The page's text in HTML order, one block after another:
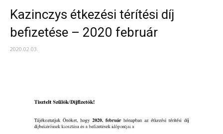
Kazinczys étkezési térítési díj
befizetése – 2020 február
2020.02.03.